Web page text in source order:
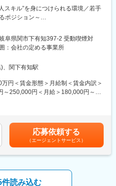
1名）
60代1名）
ライベートの時間もしっかり確保
～21:00／コアタイムなし）を導入。
働き方が可能です！
が変わっても長く活躍できる環境で
礎から学べます。未経験の方は、入
修を受講することが可能です。教育
のもと、実践的なOJTやロールプレ
やコンサルティング提案に必要な知
。
スキル”を身につけられる環境／若手
ポジション～
、営業担当やお客様を支える「営業
、『お客様対応にも関われる“やりが
びお客様対応を中心にお任せしま
れたポジション
阜県関市下有知397-2 受動喫煙対
：会社の定める事業所
、関下有知駅
円＜賃金形態＞月給制＜賃金内訳＞
～250,000円＜月給＞180,000円～
万100万円）■基本給の変化入社5
20万円／入社10年：約21万円賃金は
、選考を通じて上下する可能性があ
当を含めた表記です。
応募依頼する
（エージェントサービス）
件読み込む